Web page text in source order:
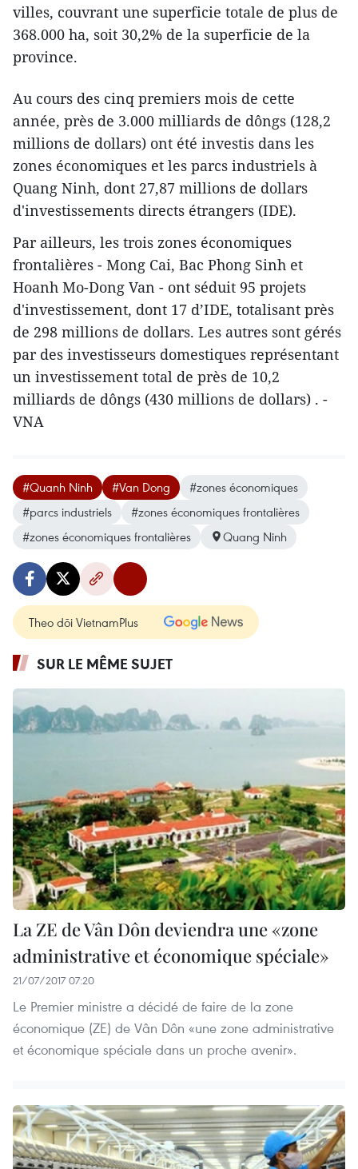
villes, couvrant une superficie totale de plus de
368.000 ha, soit 30,2% de la superficie de la
province.
Au cours des cinq premiers mois de cette
année, près de 3.000 milliards de dôngs (128,2
millions de dollars) ont été investis dans les
zones économiques et les parcs industriels à
Quang Ninh, dont 27,87 millions de dollars
d'investissements directs étrangers (IDE).
Par ailleurs, les trois zones économiques
frontalières - Mong Cai, Bac Phong Sinh et
Hoanh Mo-Dong Van - ont séduit 95 projets
d'investissement, dont 17 d’IDE, totalisant près
de 298 millions de dollars. Les autres sont gérés
par des investisseurs domestiques représentant
un investissement total de près de 10,2
milliards de dôngs (430 millions de dollars) . -
VNA
#Quanh Ninh #Van Dong
#zones économiques
#parcs industriels
#zones économiques frontalières
#zones économiques frontalières
Quang Ninh
Theo dõi VietnamPlus
SUR LE MÊME SUJET
La ZE de Vân Dôn deviendra une «zone
administrative et économique spéciale»
21/07/2017 07:20
Le Premier ministre a décidé de faire de la zone
économique (ZE) de Vân Dôn «une zone administrative
et économique spéciale dans un proche avenir».